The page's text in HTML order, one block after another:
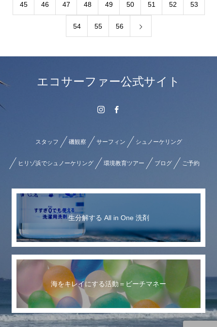
45 46 47 48 49 50 51 52 53
54 55 56
エコサーファー公式サイト
スタッフ 磯観察 サーフィン シュノーケリング
ヒリゾ浜でシュノーケリング 環境教育ツアー ブログ ご予約
生分解する All in One 洗剤
海をキレイにする活動＝ビーチマネー